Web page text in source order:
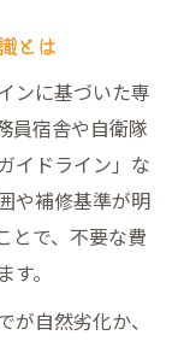
とは
ンに基づいた専
員宿舎や自衛隊
イドライン」な
や補修基準が明
とで、不要な費
。
自然劣化か、